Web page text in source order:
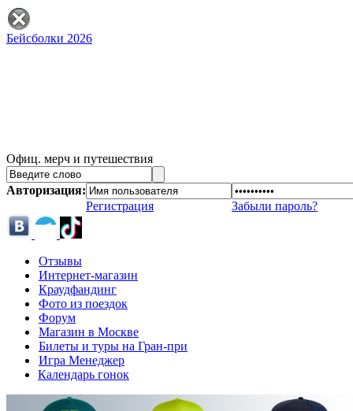
Бейсболки 2026
Офиц. мерч и путешествия
Авторизация:
Регистрация
Забыли пароль?
Отзывы
Интернет-магазин
Краудфандинг
Фото из поездок
Форум
Магазин в Москве
Билеты и туры на Гран-при
Игра Менеджер
Календарь гонок